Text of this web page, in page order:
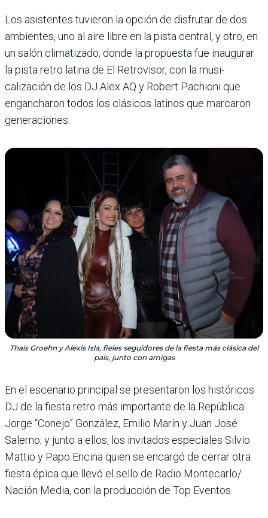
Los asistentes tuvieron la opción de disfrutar de dos
ambientes, uno al aire libre en la pista cen­tral, y otro, en
un salón clima­tizado, donde la propuesta fue inaugurar
la pista retro latina de El Retrovisor, con la musi­
calización de los DJ Alex AQ y Robert Pachioni que
engancha­ron todos los clásicos latinos que marcaron
generaciones.
Thais Groehn y Alexis Isla, fieles seguidores de la fiesta más clásica del
país, junto con amigas
En el escenario principal se pre­sentaron los históricos
DJ de la fiesta retro más importante de la República:
Jorge “Conejo” Gon­zález, Emilio Marín y Juan José
Salerno; y junto a ellos, los invi­tados especiales Silvio
Mattio y Papo Encina quien se encargó de cerrar otra
fiesta épica que llevó el sello de Radio Montecarlo/
Nación Media, con la produc­ción de Top Eventos.